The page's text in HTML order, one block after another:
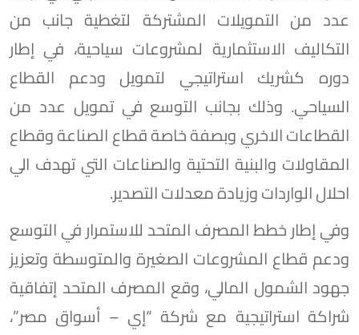
عدد من التمويلات المشتركة لتغطية جانب من
التكاليف الاستثمارية لمشروعات سياحية، في إطار
دوره كشريك استراتيجي لتمويل ودعم القطاع
السياحي. وذلك بجانب التوسع في تمويل عدد من
القطاعات الاخري وبصفة خاصة قطاع الصناعة وقطاع
المقاولات والبنية التحتية والصناعات التي تهدف الي
احلال الواردات وزيادة معدلات التصدير.
وفي إطار خطط المصرف المتحد للاستمرار في التوسع
ودعم قطاع المشروعات الصغيرة والمتوسطة وتعزيز
جهود الشمول المالي، وقع المصرف المتحد إتفاقية
شراكة استراتيجية مع شركة “إي – أسواق مصر”،